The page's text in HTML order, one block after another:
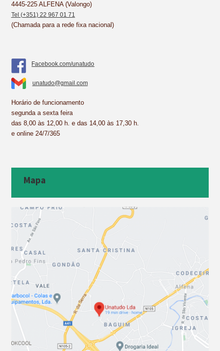
4445-225 ALFENA (Valongo)
Tel (+351) 22 967 01 71
(Chamada para a rede fixa nacional)
Facebook.com/unatudo
unatudo@gmail.com
Horário de funcionamento
segunda a sexta feira
das 8,00 às 12,00 h. e das 14,00 às 17,30 h.
e online 24/7/365
Mapa